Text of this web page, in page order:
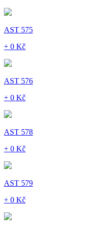
AST 575
+ 0 Kč
AST 576
+ 0 Kč
AST 578
+ 0 Kč
AST 579
+ 0 Kč